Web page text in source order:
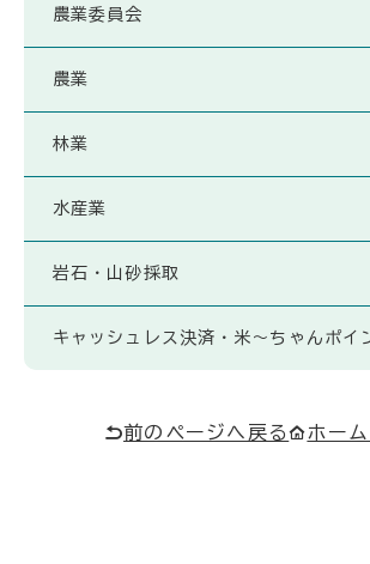
農業委員会
農業
林業
水産業
岩石・山砂採取
キャッシュレス決済・米～ちゃんポイ
前のページへ戻る ホー